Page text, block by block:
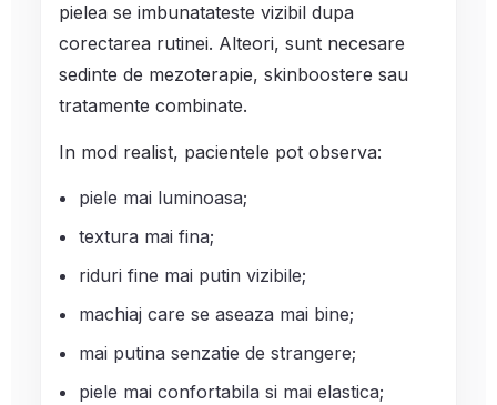
pielea se imbunatateste vizibil dupa
corectarea rutinei. Alteori, sunt necesare
sedinte de mezoterapie, skinboostere sau
tratamente combinate.
In mod realist, pacientele pot observa:
piele mai luminoasa;
textura mai fina;
riduri fine mai putin vizibile;
machiaj care se aseaza mai bine;
mai putina senzatie de strangere;
piele mai confortabila si mai elastica;